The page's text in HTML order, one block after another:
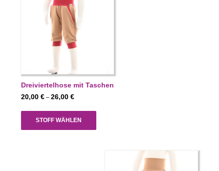
Dreiviertelhose mit Taschen
20,00 € – 26,00 €Preisspanne:
26,00 €
STOFF WÄHLEN